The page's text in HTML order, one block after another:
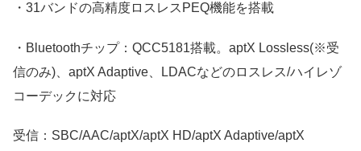
・31バンドの高精度ロスレスPEQ機能を搭載
・Bluetoothチップ：QCC5181搭載。aptX Lossless(※受
信のみ)、aptX Adaptive、LDACなどのロスレス/ハイレゾ
コーデックに対応
受信：SBC/AAC/aptX/aptX HD/aptX Adaptive/aptX